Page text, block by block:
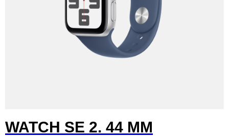
WATCH SE 2. 44 MM